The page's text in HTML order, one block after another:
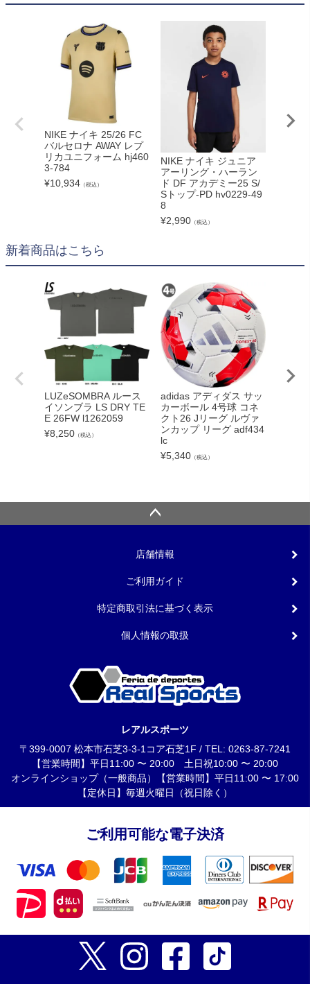
NIKE ナイキ 25/26 FC
バルセロナ AWAY レプ
リカユニフォーム hj460
3-784
¥10,934 （税込）
NIKE ナイキ ジュニア
アーリング・ハーラン
ド DF アカデミー25 S/
Sトップ-PD hv0229-49
8
¥2,990 （税込）
新着商品はこちら
LUZeSOMBRA ルース
イソンブラ LS DRY TE
E 26FW l1262059
¥8,250 （税込）
adidas アディダス サッ
カーボール 4号球 コネ
クト26 Jリーグ ルヴァ
ンカップ リーグ adf434
lc
¥5,340 （税込）
店舗情報
ご利用ガイド
特定商取引法に基づく表示
個人情報の取扱
レアルスポーツ
〒399-0007 松本市石芝3-3-1コア石芝1F / TEL: 0263-87-7241
【営業時間】平日11:00 〜 20:00 土日祝10:00 〜 20:00
オンラインショップ（一般商品）【営業時間】平日11:00 〜 17:00
【定休日】毎週火曜日（祝日除く）
ご利用可能な電子決済